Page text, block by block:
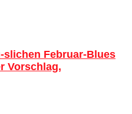
slichen Februar-Blues
Vorschlag,